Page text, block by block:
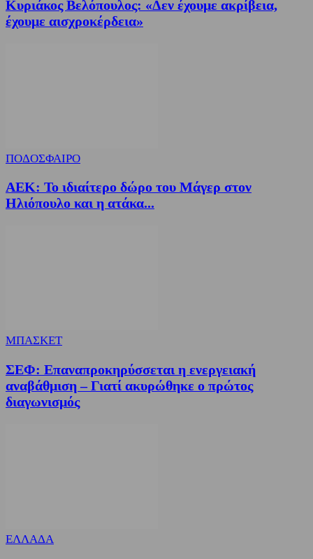
Κυριάκος Βελόπουλος: «Δεν έχουμε ακρίβεια,
έχουμε αισχροκέρδεια»
ΠΟΔΟΣΦΑΙΡΟ
ΑΕΚ: Το ιδιαίτερο δώρο του Μάγερ στον
Ηλιόπουλο και η ατάκα...
ΜΠΑΣΚΕΤ
ΣΕΦ: Επαναπροκηρύσσεται η ενεργειακή
αναβάθμιση – Γιατί ακυρώθηκε ο πρώτος
διαγωνισμός
ΕΛΛΑΔΑ